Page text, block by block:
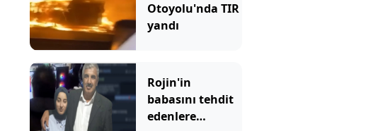
Otoyolu'nda TIR
yandı
Rojin'in
babasını tehdit
edenlere